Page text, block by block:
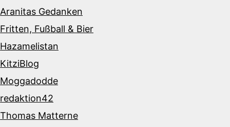
Aranitas Gedanken
Fritten, Fußball & Bier
Hazamelistan
KitziBlog
Moggadodde
redaktion42
Thomas Matterne